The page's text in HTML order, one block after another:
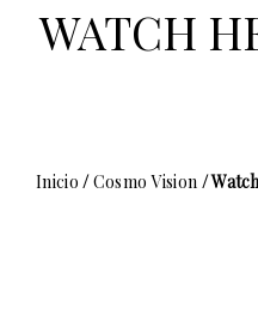
WATCH
Inicio /Cosmo Vision /